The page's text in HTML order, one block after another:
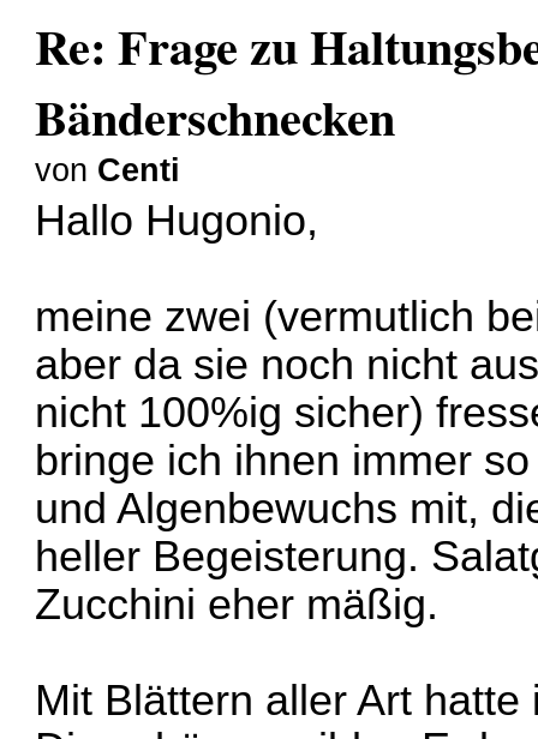
Re: Frage zu
Bänderschnecken
von Centi
Hallo Hugonio,
meine zwei (vermutlich
aber da sie noch nicht
nicht 100%ig sicher)
bringe ich ihnen immer
und Algenbewuchs mit,
heller Begeisterung.
Zucchini eher mäßig.
Mit Blättern aller Art